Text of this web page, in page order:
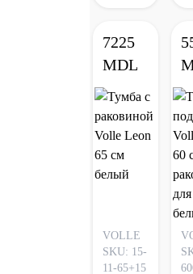
7225
MDL
VOLLE
SKU: 15-
11-65+15